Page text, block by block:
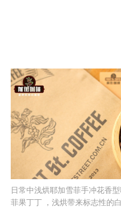
日常中浅烘耶加雪菲手冲花香
菲果丁丁 ，浅烘带来标志性的